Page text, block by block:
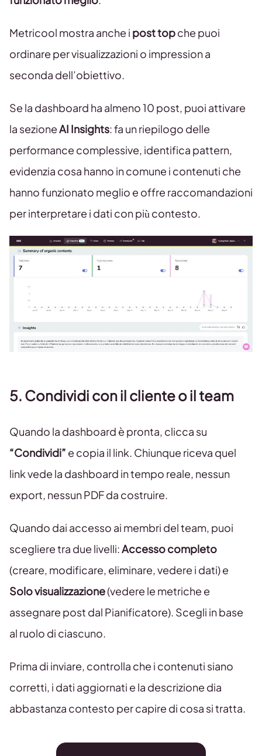
Metricool mostra anche i post topche puoi
ordinare per visualizzazioni o impression a
seconda dell’obiettivo.
Se la dashboard ha almeno 10 post, puoi attivare
la sezioneAI Insights: fa un riepilogo delle
performance complessive, identifica pattern,
evidenzia cosa hanno in comune i contenuti che
hanno funzionato meglio e offre raccomandazioni
per interpretare i dati con più contesto.
5. Condividi con il cliente o il team
Quando la dashboard è pronta, clicca su
“Condividi” e copia il link. Chiunque riceva quel
link vede la dashboard in tempo reale, nessun
export, nessun PDF da costruire.
Quando dai accesso ai membri del team, puoi
scegliere tra due livelli:Accesso completo
(creare, modificare, eliminare, vedere i dati) e
Solo visualizzazione(vedere le metriche e
assegnare post dal Pianificatore). Scegli in base
al ruolo di ciascuno.
Prima di inviare, controlla che i contenuti siano
corretti, i dati aggiornati e la descrizione dia
abbastanza contesto per capire di cosa si tratta.